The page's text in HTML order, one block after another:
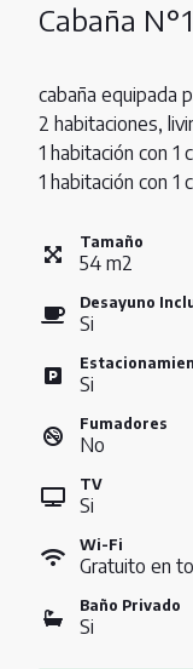
Cabaña
cabaña equipada
2 habitaciones,
1 habitación con 1
1 habitación con 1
Tamaño
54 m2
Desayuno
Si
Si
Fumadores
No
TV
Si
Wi-Fi
Gratuito en
Baño Privado
Si